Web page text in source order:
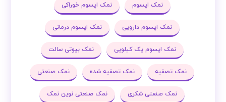
نمک اپسوم نمک اپسوم خوراکی
نمک اپسوم دارویی نمک اپسوم درمانی
نمک اپسوم یک کیلویی نمک بیوتی سالت
نمک تصفیه نمک تصفیه شده نمک صنعتی
نمک صنعتی شکری نمک صنعتی نوین نمک